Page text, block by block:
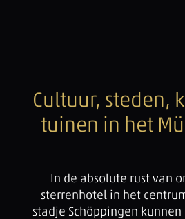
Cultuur, steden,
tuinen in het
In de absolute rust van
sterrenhotel in het
stadje Schöppingen